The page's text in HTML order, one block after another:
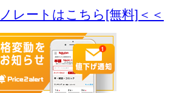
レートはこちら[無料]＜＜